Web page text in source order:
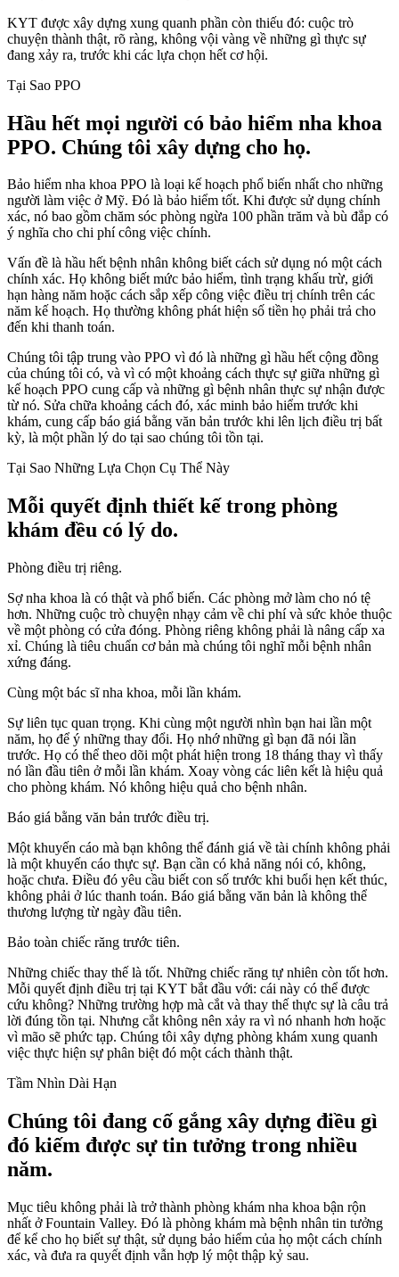
KYT được xây dựng xung quanh phần còn thiếu đó: cuộc trò
chuyện thành thật, rõ ràng, không vội vàng về những gì thực sự
đang xảy ra, trước khi các lựa chọn hết cơ hội.
Tại Sao PPO
Hầu hết mọi người có bảo hiểm nha khoa
PPO. Chúng tôi xây dựng cho họ.
Bảo hiểm nha khoa PPO là loại kế hoạch phổ biến nhất cho những
người làm việc ở Mỹ. Đó là bảo hiểm tốt. Khi được sử dụng chính
xác, nó bao gồm chăm sóc phòng ngừa 100 phần trăm và bù đắp có
ý nghĩa cho chi phí công việc chính.
Vấn đề là hầu hết bệnh nhân không biết cách sử dụng nó một cách
chính xác. Họ không biết mức bảo hiểm, tình trạng khấu trừ, giới
hạn hàng năm hoặc cách sắp xếp công việc điều trị chính trên các
năm kế hoạch. Họ thường không phát hiện số tiền họ phải trả cho
đến khi thanh toán.
Chúng tôi tập trung vào PPO vì đó là những gì hầu hết cộng đồng
của chúng tôi có, và vì có một khoảng cách thực sự giữa những gì
kế hoạch PPO cung cấp và những gì bệnh nhân thực sự nhận được
từ nó. Sửa chữa khoảng cách đó, xác minh bảo hiểm trước khi
khám, cung cấp báo giá bằng văn bản trước khi lên lịch điều trị bất
kỳ, là một phần lý do tại sao chúng tôi tồn tại.
Tại Sao Những Lựa Chọn Cụ Thể Này
Mỗi quyết định thiết kế trong phòng
khám đều có lý do.
Phòng điều trị riêng.
Sợ nha khoa là có thật và phổ biến. Các phòng mở làm cho nó tệ
hơn. Những cuộc trò chuyện nhạy cảm về chi phí và sức khỏe thuộc
về một phòng có cửa đóng. Phòng riêng không phải là nâng cấp xa
xỉ. Chúng là tiêu chuẩn cơ bản mà chúng tôi nghĩ mỗi bệnh nhân
xứng đáng.
Cùng một bác sĩ nha khoa, mỗi lần khám.
Sự liên tục quan trọng. Khi cùng một người nhìn bạn hai lần một
năm, họ để ý những thay đổi. Họ nhớ những gì bạn đã nói lần
trước. Họ có thể theo dõi một phát hiện trong 18 tháng thay vì thấy
nó lần đầu tiên ở mỗi lần khám. Xoay vòng các liên kết là hiệu quả
cho phòng khám. Nó không hiệu quả cho bệnh nhân.
Báo giá bằng văn bản trước điều trị.
Một khuyến cáo mà bạn không thể đánh giá về tài chính không phải
là một khuyến cáo thực sự. Bạn cần có khả năng nói có, không,
hoặc chưa. Điều đó yêu cầu biết con số trước khi buổi hẹn kết thúc,
không phải ở lúc thanh toán. Báo giá bằng văn bản là không thể
thương lượng từ ngày đầu tiên.
Bảo toàn chiếc răng trước tiên.
Những chiếc thay thế là tốt. Những chiếc răng tự nhiên còn tốt hơn.
Mỗi quyết định điều trị tại KYT bắt đầu với: cái này có thể được
cứu không? Những trường hợp mà cắt và thay thế thực sự là câu trả
lời đúng tồn tại. Nhưng cắt không nên xảy ra vì nó nhanh hơn hoặc
vì mão sẽ phức tạp. Chúng tôi xây dựng phòng khám xung quanh
việc thực hiện sự phân biệt đó một cách thành thật.
Tầm Nhìn Dài Hạn
Chúng tôi đang cố gắng xây dựng điều gì
đó kiếm được sự tin tưởng trong nhiều
năm.
Mục tiêu không phải là trở thành phòng khám nha khoa bận rộn
nhất ở Fountain Valley. Đó là phòng khám mà bệnh nhân tin tưởng
để kể cho họ biết sự thật, sử dụng bảo hiểm của họ một cách chính
xác, và đưa ra quyết định vẫn hợp lý một thập kỷ sau.